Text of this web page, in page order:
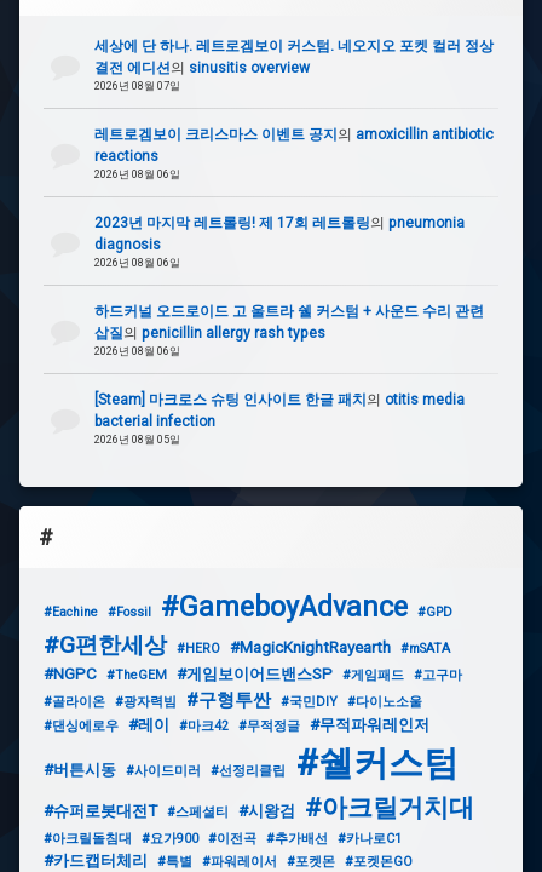
세상에 단 하나. 레트로겜보이 커스텀. 네오지오 포켓 컬러 정상
결전 에디션의 sinusitis overview
2026년 08월 07일
레트로겜보이 크리스마스 이벤트 공지 의 amoxicillin antibiotic
reactions
2026년 08월 06일
2023년 마지막 레트롤링! 제 17회 레트롤링의 pneumonia
diagnosis
2026년 08월 06일
하드커널 오드로이드 고 울트라 쉘 커스텀 + 사운드 수리 관련
삽질의 penicillin allergy rash types
2026년 08월 06일
[Steam] 마크로스 슈팅 인사이트 한글 패치 의 otitis media
bacterial infection
2026년 08월 05일
#
#Eachine #Fossil #GameboyAdvance #GPD
#G편한세상 #HERO #MagicKnightRayearth #mSATA
#NGPC #TheGEM #게임보이어드밴스SP #게임패드
#고구마
#골라이온
#광자력빔 #구형투싼 #국민DIY
#다이노소울
#댄싱에로우
#레이 #마크42 #무적정글 #무적파워레인저
#버튼시동 #사이드미러 #선정리클립 #쉘커스텀
#슈퍼로봇대전T #스페셜티 #시왕검 #아크릴거치대
#아크릴돌침대 #요가900 #이전곡 #추가배선 #카나로C1
#카드캡터체리 #특별 #파워레이서 #포켓몬
#포켓몬GO